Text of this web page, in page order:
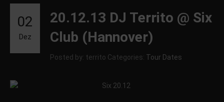
20.12.13 DJ Territo @ Six
Club (Hannover)
Posted by: territo Categories: Tour Dates
02
Dez